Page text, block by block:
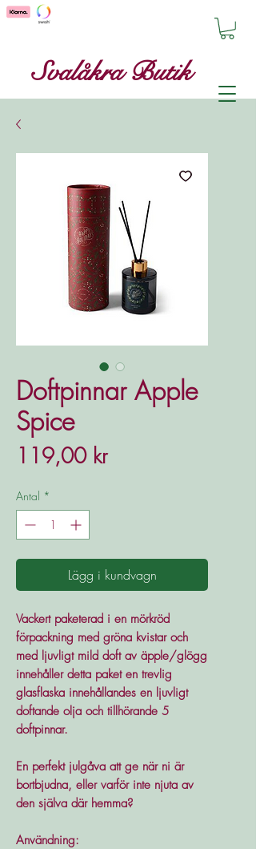
Svalåkra Butik
Doftpinnar Apple
Spice
119,00 krPris
Antal *
Lägg i kundvagn
Vackert paketerad i en mörkröd
förpackning med gröna kvistar och
med ljuvligt mild doft av äpple/glögg
innehåller detta paket en trevlig
glasflaska innehållandes en ljuvligt
doftande olja och tillhörande 5
doftpinnar.
En perfekt julgåva att ge när ni är
bortbjudna, eller varför inte njuta av
den själva där hemma?
Användning: